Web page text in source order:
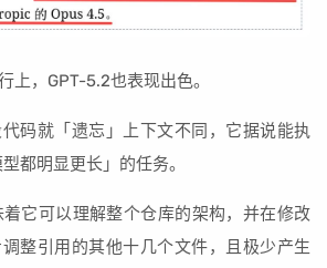
上，GPT-5.2也表现出色。
码就「遗忘」上下文不同，它据说能执
都明显更长」的任务。
它可以理解整个仓库的架构，并在修改
整引用的其他十几个文件，且极少产生